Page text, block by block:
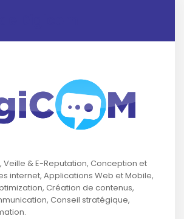
Veille & E-Reputation, Conception et
internet, Applications Web et Mobile,
Création de contenus,
Conseil stratégique,